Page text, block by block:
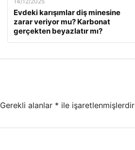
Evdeki karışımlar diş minesine
zarar veriyor mu? Karbonat
gerçekten beyazlatır mı?
Gerekli alanlar * ile işaretlenmişlerdir